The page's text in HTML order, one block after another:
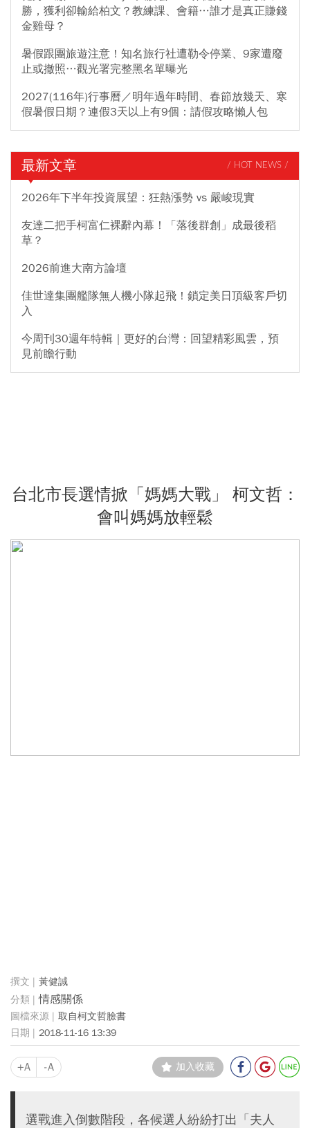
勝，獲利卻輸給柏文？教練課、會籍…誰才是真正賺錢
金雞母？
暑假跟團旅遊注意！知名旅行社遭勒令停業、9家遭廢
止或撤照…觀光署完整黑名單曝光
2027(116年)行事曆／明年過年時間、春節放幾天、寒
假暑假日期？連假3天以上有9個：請假攻略懶人包
最新文章 / HOT NEWS /
2026年下半年投資展望：狂熱漲勢 vs 嚴峻現實
友達二把手柯富仁裸辭內幕！「落後群創」成最後稻
草？
2026前進大南方論壇
佳世達集團艦隊無人機小隊起飛！鎖定美日頂級客戶切
入
今周刊30週年特輯｜更好的台灣：回望精彩風雲，預
見前瞻行動
台北市長選情掀「媽媽大戰」 柯文哲：
會叫媽媽放輕鬆
黃健誠
情感關係
取自柯文哲臉書
2018-11-16 13:39
+A -A 加入收藏
選戰進入倒數階段，各候選人紛紛打出「夫人